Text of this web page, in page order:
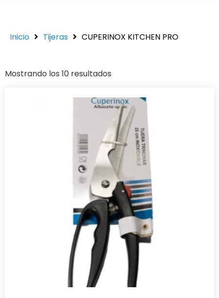
Inicio Tijeras CUPERINOX KITCHEN PRO
Mostrando los 10 resultados